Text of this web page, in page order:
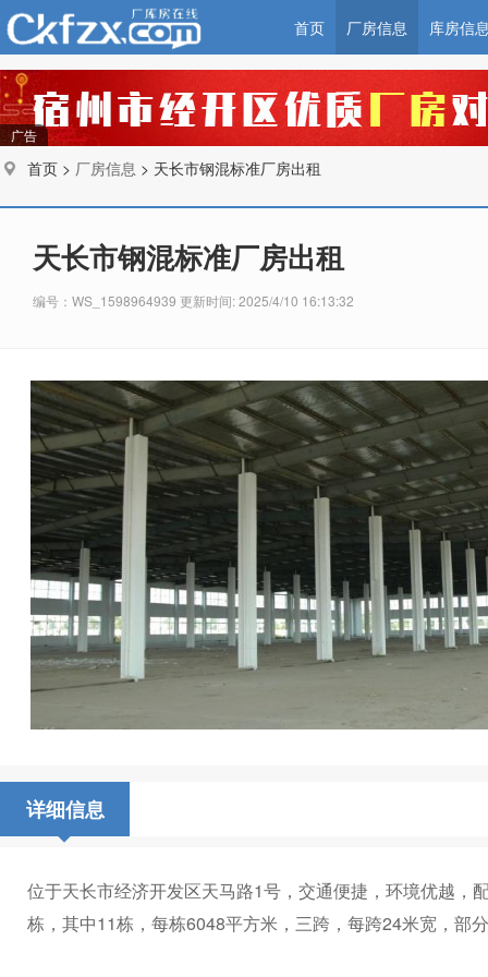
首页 厂房信息 库房信
广告
首页 > 厂房信息 > 天长市钢混标准厂房出租
天长市钢混标准厂房出租
编号：WS_1598964939 更新时间: 2025/4/10 16:13:32
详细信息
位于天长市经济开发区天马路1号，交通便捷，环境优越
栋，其中11栋，每栋6048平方米，三跨，每跨24米宽，部